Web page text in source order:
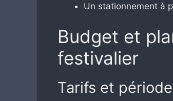
Un stationnement à
Budget et
festivalier
Tarifs et